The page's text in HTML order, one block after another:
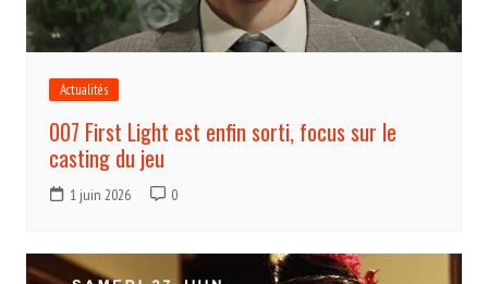
Actualités
007 First Light est enfin sorti, focus sur le
casting du jeu
1 juin 2026 0